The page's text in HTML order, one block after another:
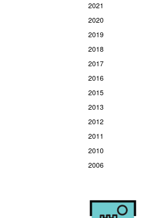
2021
2020
2019
2018
2017
2016
2015
2013
2012
2011
2010
2006